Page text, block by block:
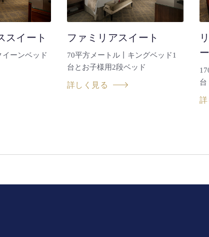
スイート
イーンベッド
ファミリアスイート
70平方メートル丨キングベッド1
台とお子様用2段ベッド
詳しく見る
台
詳